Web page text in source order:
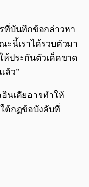
ที่บันทึกข้อกล่าวหา
ะนี้เราได้รวบตัวมา
ห้ประกันตัวเด็ดขาด
ล้ว”
นเดียอาจทำให้
ต้กฏข้อบังคับที่